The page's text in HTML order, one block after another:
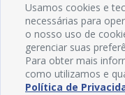
Usamos cookies e
necessárias para
o nosso uso de
gerenciar suas
Para obter mais
como utilizamos e
Política de